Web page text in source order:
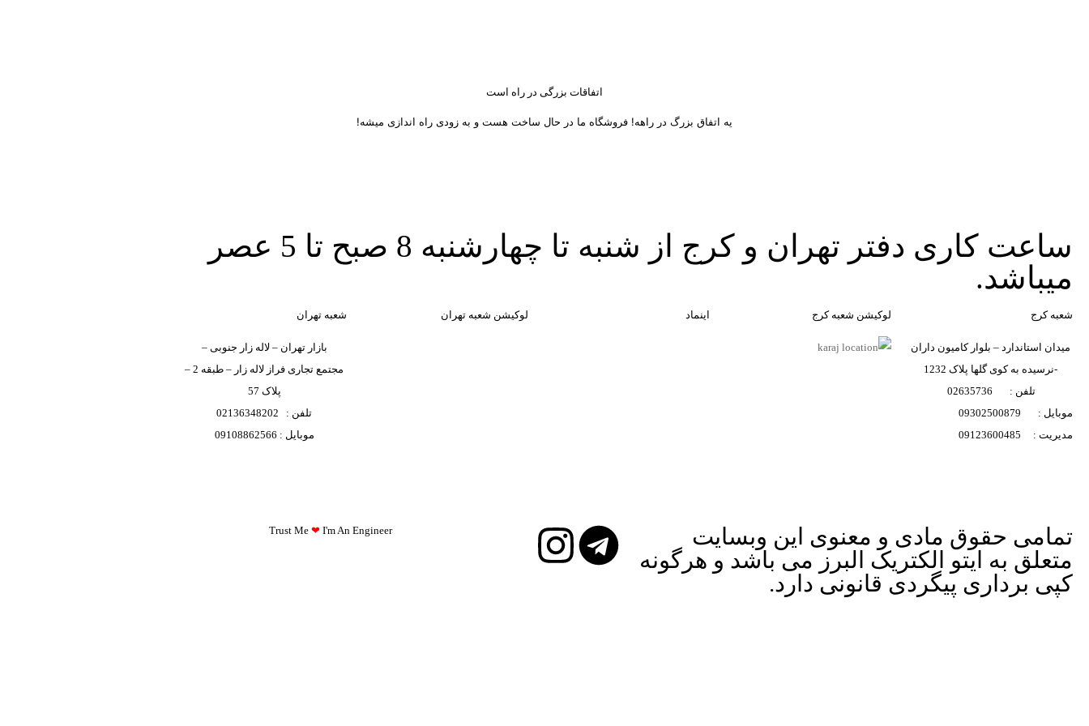
اتفاقات بزرگی در راه است
یه اتفاق بزرگ در راهه! فروشگاه ما در حال ساخت هست و به زودی راه اندازی میشه!
ساعت کاری دفتر تهران و کرج از شنبه تا چهارشنبه 8 صبح تا 5 عصر
میباشد.
شعبه کرج
میدان استاندارد – بلوار کامیون داران
-نرسیده به کوی گلها پلاک 1232
تلفن : 02635736
موبایل : 09302500879
مدیریت : 09123600485
لوکیشن شعبه کرج اینماد لوکیشن شعبه تهران شعبه تهران
بازار تهران – لاله زار جنوبی –
مجتمع تجاری فراز لاله زار – طبقه 2 –
پلاک 57
تلفن : 02136348202
موبایل : 09108862566
تمامی حقوق مادی و معنوی این وبسایت
متعلق به ایتو الکتریک البرز می باشد و هرگونه
کپی برداری پیگردی قانونی دارد.
Trust Me ❤ I'm An Engineer​​